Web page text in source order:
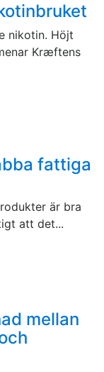
nikotin. Höjt
Kræftens
fattiga
är bra
att det...
mellan